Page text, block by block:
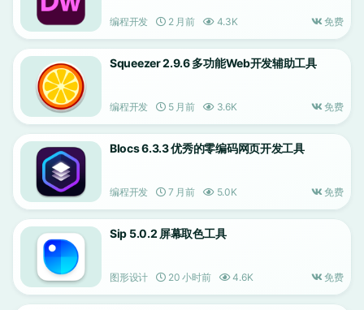
编程开发 2 月前 4.3K 免费
Squeezer 2.9.6 多功能Web开发辅助工具
编程开发 5 月前 3.6K 免费
Blocs 6.3.3 优秀的零编码网页开发工具
编程开发 7 月前 5.0K 免费
Sip 5.0.2 屏幕取色工具
图形设计 20 小时前 4.6K 免费